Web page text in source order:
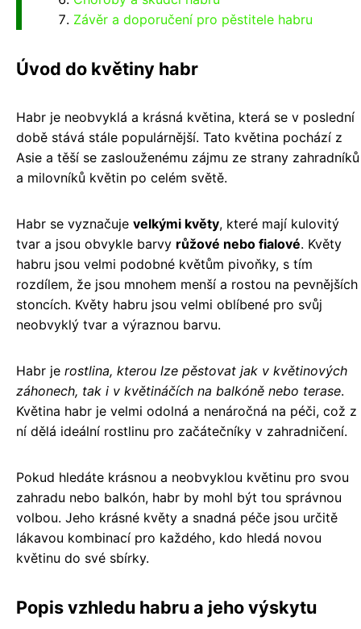
Závěr a doporučení pro pěstitele habru
Úvod do květiny habr
Habr je neobvyklá a krásná květina, která se v poslední
době stává stále populárnější. Tato květina pochází z
Asie a těší se zaslouženému zájmu ze strany zahradníků
a milovníků květin po celém světě.
Habr se vyznačuje velkými květy, které mají kulovitý
tvar a jsou obvykle barvy růžové nebo fialové. Květy
habru jsou velmi podobné květům pivoňky, s tím
rozdílem, že jsou mnohem menší a rostou na pevnějších
stoncích. Květy habru jsou velmi oblíbené pro svůj
neobvyklý tvar a výraznou barvu.
Habr je rostlina, kterou lze pěstovat jak v květinových
záhonech, tak i v květináčích na balkóně nebo terase.
Květina habr je velmi odolná a nenáročná na péči, což z
ní dělá ideální rostlinu pro začátečníky v zahradničení.
Pokud hledáte krásnou a neobvyklou květinu pro svou
zahradu nebo balkón, habr by mohl být tou správnou
volbou. Jeho krásné květy a snadná péče jsou určitě
lákavou kombinací pro každého, kdo hledá novou
květinu do své sbírky.
Popis vzhledu habru a jeho výskytu